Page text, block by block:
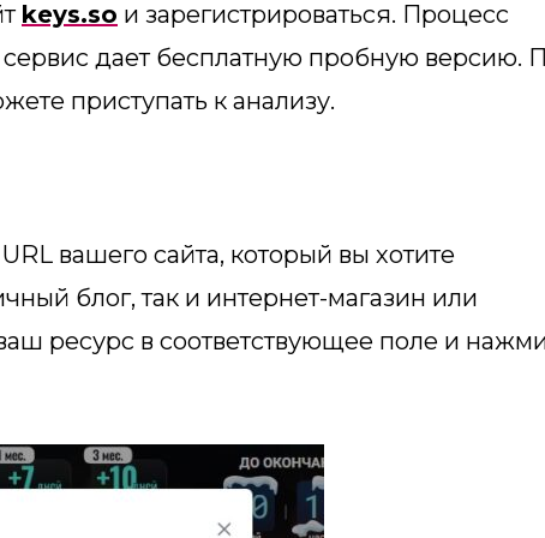
keys.so и зарегистрироваться. Процесс
дает бесплатную пробную версию.
приступать к анализу.
вашего сайта, который вы хотите
блог, так и интернет-магазин или
ресурс в соответствующее поле и